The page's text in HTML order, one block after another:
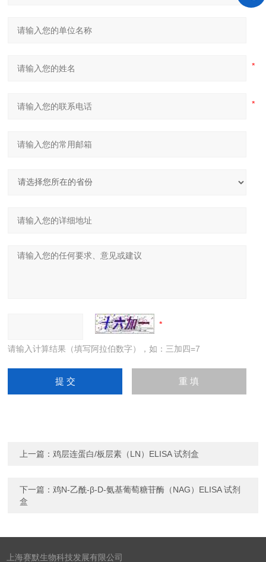
请输入计算结果（填写阿拉伯数字），如：三加四=7
上一篇：鸡层连蛋白/板层素（LN）ELISA 试剂盒
下一篇：鸡N-乙酰-β-D-氨基葡萄糖苷酶（NAG）ELISA 试剂
盒
上海赛默生物科技发展有限公司